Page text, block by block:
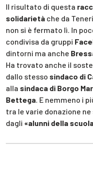
Il risultato di questa
solidarietà che da
non si è fermato lì. In
condivisa da gruppi
dintorni ma anche
Ha trovato anche il
dallo stesso sindaco di
alla sindaca di Borgo
Bettega . E nemmeno i
tra le varie donazione
dagli «alunni della